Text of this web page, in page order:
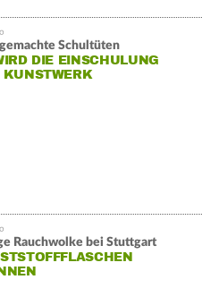
Schultüten
DIE EINSCHULUNG
Rauchwolke bei Stuttgart